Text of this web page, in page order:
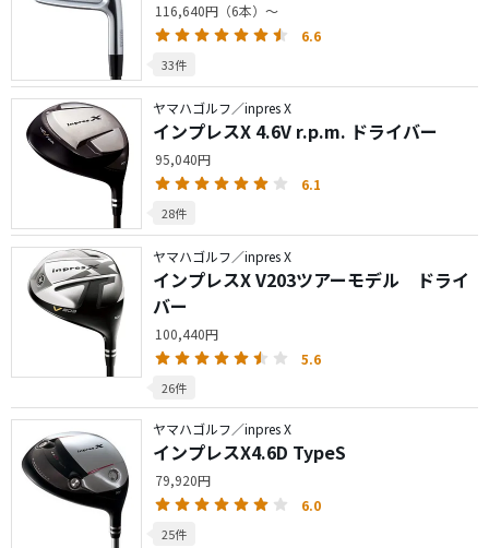
116,640円（6本）～
6.6
33件
ヤマハゴルフ／inpres X
インプレスX 4.6V r.p.m. ドライバー
95,040円
6.1
28件
ヤマハゴルフ／inpres X
インプレスX V203ツアーモデル ドライ
バー
100,440円
5.6
26件
ヤマハゴルフ／inpres X
インプレスX4.6D TypeS
79,920円
6.0
25件